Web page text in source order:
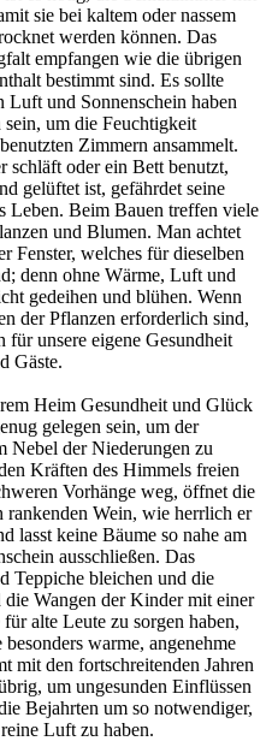
sie bei kaltem oder nassem
werden können. Das
empfangen wie die übrigen
bestimmt sind. Es sollte
Luft und Sonnenschein haben
um die Feuchtigkeit
Zimmern ansammelt.
schläft oder ein Bett benutzt,
gelüftet ist, gefährdet seine
Leben. Beim Bauen treffen viele
und Blumen. Man achtet
Fenster, welches für dieselben
denn ohne Wärme, Luft und
gedeihen und blühen. Wenn
der Pflanzen erforderlich sind,
unsere eigene Gesundheit
Gäste.
Heim Gesundheit und Glück
gelegen sein, um der
Nebel der Niederungen zu
Kräften des Himmels freien
Vorhänge weg, öffnet die
rankenden Wein, wie herrlich er
lasst keine Bäume so nahe am
ausschließen. Das
Teppiche bleichen und die
Wangen der Kinder mit einer
alte Leute zu sorgen haben,
warme, angenehme
mit den fortschreitenden Jahren
um ungesunden Einflüssen
Bejahrten um so notwendiger,
Luft zu haben.